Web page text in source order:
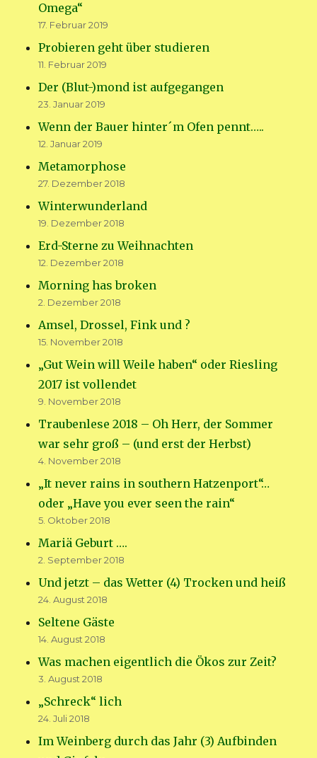
Omega“
17. Februar 2019
Probieren geht über studieren
11. Februar 2019
Der (Blut-)mond ist aufgegangen
23. Januar 2019
Wenn der Bauer hinter´m Ofen pennt…..
12. Januar 2019
Metamorphose
27. Dezember 2018
Winterwunderland
19. Dezember 2018
Erd-Sterne zu Weihnachten
12. Dezember 2018
Morning has broken
2. Dezember 2018
Amsel, Drossel, Fink und ?
15. November 2018
„Gut Wein will Weile haben“ oder Riesling
2017 ist vollendet
9. November 2018
Traubenlese 2018 – Oh Herr, der Sommer
war sehr groß – (und erst der Herbst)
4. November 2018
„It never rains in southern Hatzenport“…
oder „Have you ever seen the rain“
5. Oktober 2018
Mariä Geburt ….
2. September 2018
Und jetzt – das Wetter (4) Trocken und heiß
24. August 2018
Seltene Gäste
14. August 2018
Was machen eigentlich die Ökos zur Zeit?
3. August 2018
„Schreck“ lich
24. Juli 2018
Im Weinberg durch das Jahr (3) Aufbinden